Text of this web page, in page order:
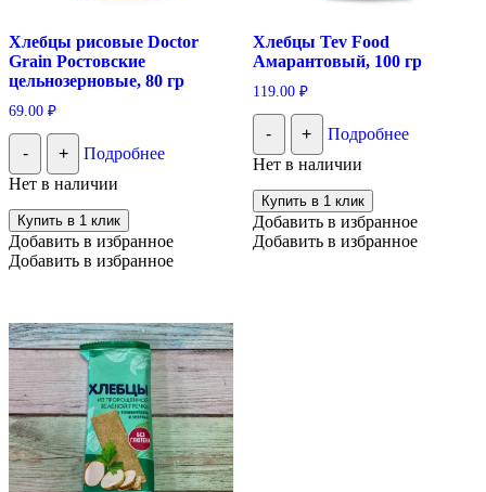
Хлебцы рисовые Doctor
Grain Ростовские
цельнозерновые, 80 гр
69.00 ₽
- +
Подробнее
Нет в наличии
Купить в 1 клик
Добавить в избранное
Добавить в избранное
Хлебцы Tev Food
Амарантовый, 100 гр
119.00 ₽
- +
Подробнее
Нет в наличии
Купить в 1 клик
Добавить в избранное
Добавить в избранное